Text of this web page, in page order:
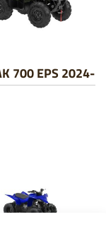
700 EPS 2024-